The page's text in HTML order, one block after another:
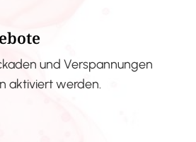
und Verspannungen
aktiviert werden.